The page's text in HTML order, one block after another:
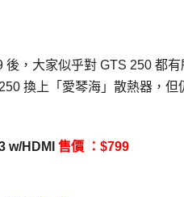
，大家似乎對 GTS 250 都
換上「愛琴海」散熱器，
w/HDMI 售價 ：$799